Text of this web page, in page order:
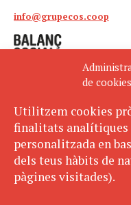
de cookies
Utilitzem cookies
finalitats
personalitzada en
dels teus hàbits de
pàgines visitades).
info@grupecos.coop
Avís legal
Política de privacitat
Política de cookies